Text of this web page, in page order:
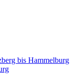
bis Hammelburg